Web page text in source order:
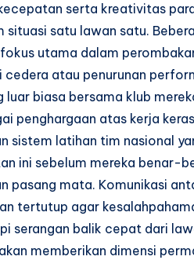
serta kreativitas
situasi satu lawan satu.
utama dalam
atau penurunan
luar biasa bersama klub
penghargaan atas kerja
sistem latihan tim nasional
ini sebelum mereka benar-
pasang mata. Komunikasi
tertutup agar
serangan balik cepat dari
memberikan dimensi